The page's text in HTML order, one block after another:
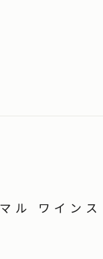
ル ワインス